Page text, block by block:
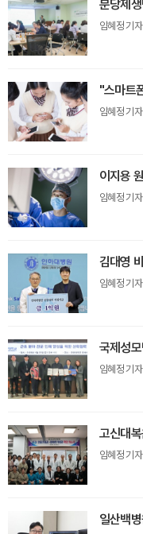
분당제
임혜정 기자
"스마트
임혜정 기자
이지용
임혜정 기자
김대영
임혜정 기자
국제성
임혜정 기자
고신대
임혜정 기자
일산백